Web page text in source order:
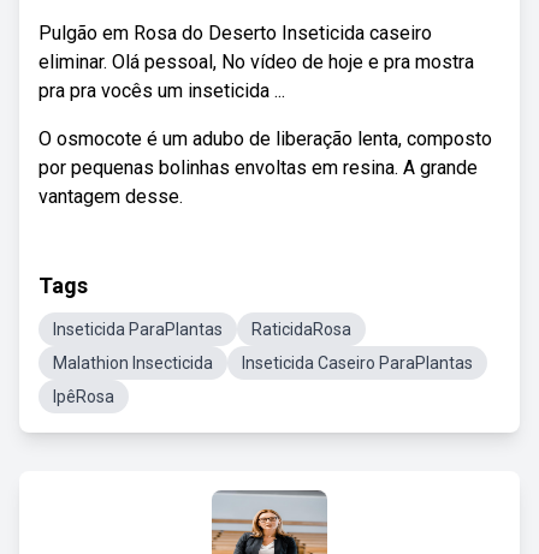
Pulgão em Rosa do Deserto Inseticida caseiro
eliminar. Olá pessoal, No vídeo de hoje e pra mostra
pra pra vocês um inseticida ...
O osmocote é um adubo de liberação lenta, composto
por pequenas bolinhas envoltas em resina. A grande
vantagem desse.
Tags
Inseticida ParaPlantas
RaticidaRosa
Malathion Insecticida
Inseticida Caseiro ParaPlantas
IpêRosa